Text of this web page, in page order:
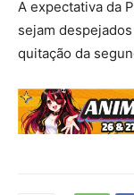
A expectativa da
sejam
quitação da